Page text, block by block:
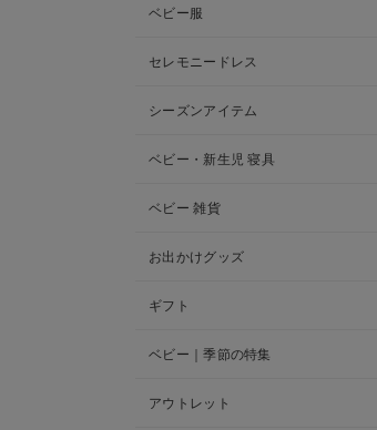
ベビー服
セレモニードレス
シーズンアイテム
ベビー・新生児 寝具
ベビー 雑貨
お出かけグッズ
ギフト
ベビー｜季節の特集
アウトレット